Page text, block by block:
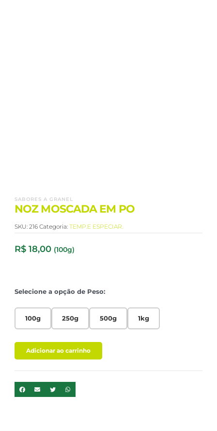
SABORES A GRANEL
NOZ MOSCADA EM PO
SKU: 216 Categoria: TEMP.E ESPECIAR.
R$ 18,00 (100g)
Selecione a opção de Peso:
100g 250g 500g 1kg
Adicionar ao carrinho